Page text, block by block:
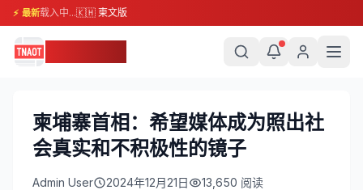
⚡ 最新载入中...🇰🇭 柬文版
柬埔寨首相：希望媒体成为照出社
会真实和不积极性的镜子
Admin User 2024年12月21日 13,650 阅读